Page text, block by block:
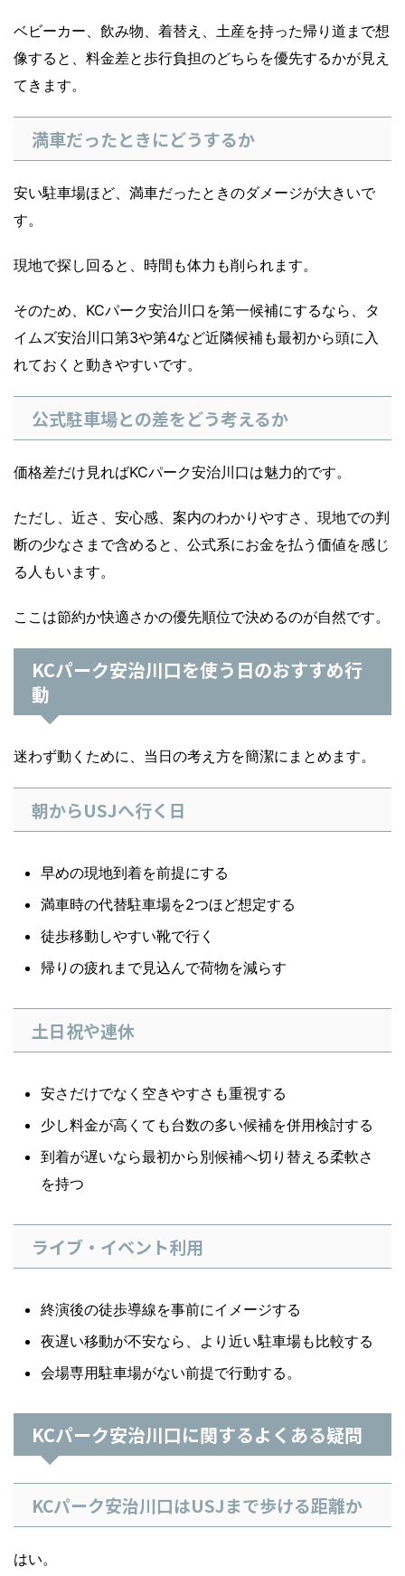
ベビーカー、飲み物、着替え、土産を持った帰り道まで想
像すると、料金差と歩行負担のどちらを優先するかが見え
てきます。
満車だったときにどうするか
安い駐車場ほど、満車だったときのダメージが大きいで
す。
現地で探し回ると、時間も体力も削られます。
そのため、KCパーク安治川口を第一候補にするなら、タ
イムズ安治川口第3や第4など近隣候補も最初から頭に入
れておくと動きやすいです。
公式駐車場との差をどう考えるか
価格差だけ見ればKCパーク安治川口は魅力的です。
ただし、近さ、安心感、案内のわかりやすさ、現地での判
断の少なさまで含めると、公式系にお金を払う価値を感じ
る人もいます。
ここは節約か快適さかの優先順位で決めるのが自然です。
KCパーク安治川口を使う日のおすすめ行
動
迷わず動くために、当日の考え方を簡潔にまとめます。
朝からUSJへ行く日
早めの現地到着を前提にする
満車時の代替駐車場を2つほど想定する
徒歩移動しやすい靴で行く
帰りの疲れまで見込んで荷物を減らす
土日祝や連休
安さだけでなく空きやすさも重視する
少し料金が高くても台数の多い候補を併用検討する
到着が遅いなら最初から別候補へ切り替える柔軟さ
を持つ
ライブ・イベント利用
終演後の徒歩導線を事前にイメージする
夜遅い移動が不安なら、より近い駐車場も比較する
会場専用駐車場がない前提で行動する。
KCパーク安治川口に関するよくある疑問
KCパーク安治川口はUSJまで歩ける距離か
はい。